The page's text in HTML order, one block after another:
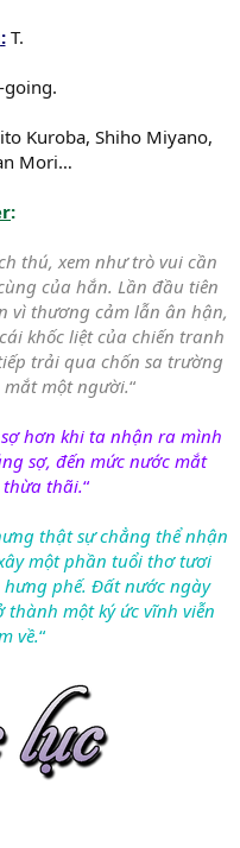
T.
Kuroba, Shiho Miyano,
Mori…
:
thú, xem như trò vui cần
của hắn. Lần đầu tiên
vì thương cảm lẫn ân hận,
khốc liệt của chiến tranh
trải qua chốn sa trường
một người.“
hơn khi ta nhận ra mình
sợ, đến mức nước mắt
thãi.“
thật sự chẳng thể nhận
một phần tuổi thơ tươi
phế. Đất nước ngày
một ký ức vĩnh viễn
về.“